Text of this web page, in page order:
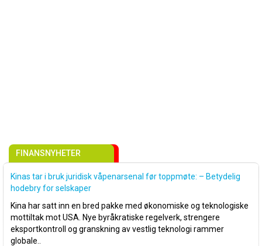
FINANSNYHETER
Kinas tar i bruk juridisk våpenarsenal før toppmøte: – Betydelig
hodebry for selskaper
Kina har satt inn en bred pakke med økonomiske og teknologiske
mottiltak mot USA. Nye byråkratiske regelverk, strengere
eksportkontroll og granskning av vestlig teknologi rammer
globale..